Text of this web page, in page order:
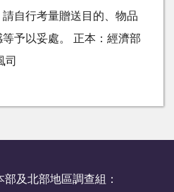
自行考量贈送目的、物品
予以妥處。 正本：經濟部
司
部及北部地區調查組：